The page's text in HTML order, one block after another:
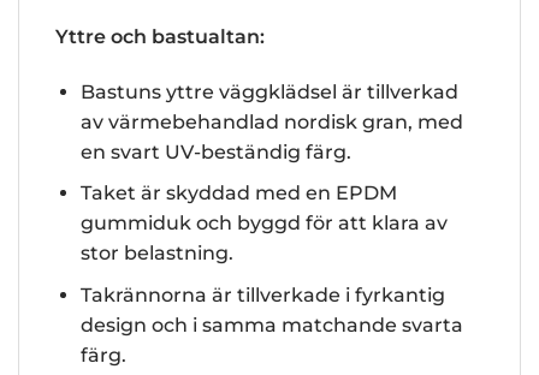
Yttre och bastualtan:
Bastuns yttre väggklädsel är tillverkad
av värmebehandlad nordisk gran, med
en svart UV-beständig färg.
Taket är skyddad med en EPDM
gummiduk och byggd för att klara av
stor belastning.
Takrännorna är tillverkade i fyrkantig
design och i samma matchande svarta
färg.